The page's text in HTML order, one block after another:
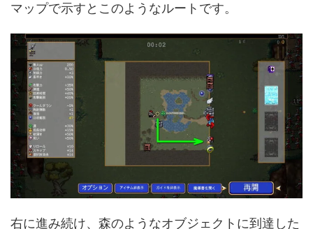
マップで示すとこのようなルートです。
右に進み続け、森のようなオブジェクトに到達した